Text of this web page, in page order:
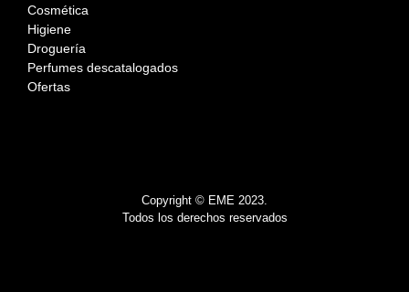
Copyright © EME 2023.
Todos los derechos reservados
Cosmética
Higiene
Droguería
Perfumes descatalogados
Ofertas